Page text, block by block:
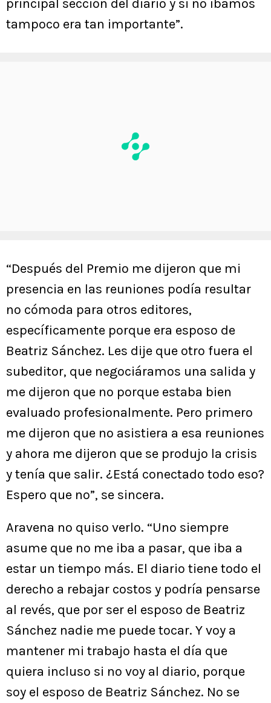
principal sección del diario y si no íbamos
tampoco era tan importante”.
“Después del Premio me dijeron que mi
presencia en las reuniones podía resultar
no cómoda para otros editores,
específicamente porque era esposo de
Beatriz Sánchez. Les dije que otro fuera el
subeditor, que negociáramos una salida y
me dijeron que no porque estaba bien
evaluado profesionalmente. Pero primero
me dijeron que no asistiera a esa reuniones
y ahora me dijeron que se produjo la crisis
y tenía que salir. ¿Está conectado todo eso?
Espero que no”, se sincera.
Aravena no quiso verlo. “Uno siempre
asume que no me iba a pasar, que iba a
estar un tiempo más. El diario tiene todo el
derecho a rebajar costos y podría pensarse
al revés, que por ser el esposo de Beatriz
Sánchez nadie me puede tocar. Y voy a
mantener mi trabajo hasta el día que
quiera incluso si no voy al diario, porque
soy el esposo de Beatriz Sánchez. No se